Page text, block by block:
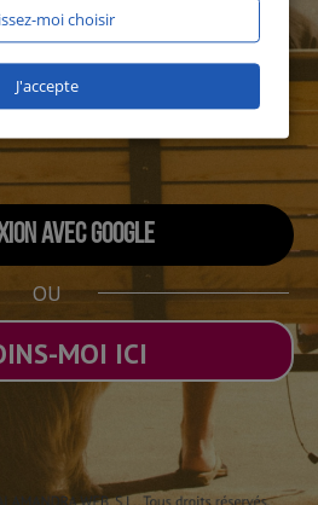
connectés
avec Google
OU
MOI ICI
moi choisir
J'accepte